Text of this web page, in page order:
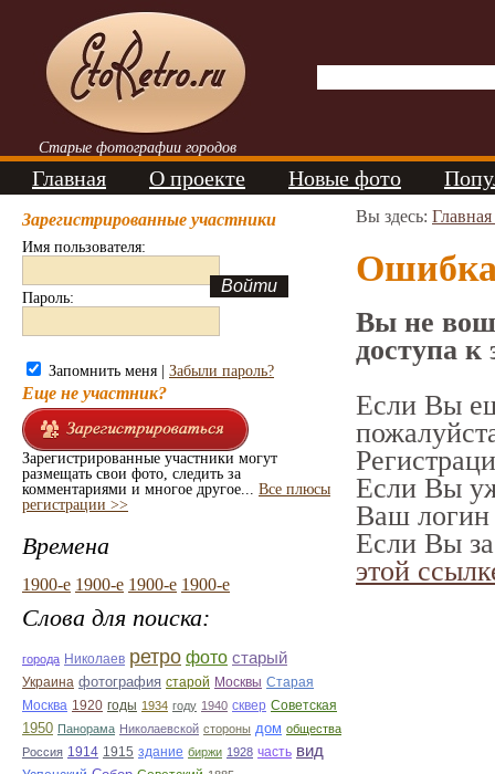
Старые фотографии городов
Главная О проекте Новые фото
Зарегистрированные участники
Имя пользователя:
Пароль:
Запомнить меня | Забыли пароль?
Еще не участник?
Зарегистрированные участники могут
размещать свои фото, следить за
комментариями и многое другое... Все плюсы
регистрации >>
Времена
1900-е 1900-е 1900-е 1900-е
Слова для поиска:
города Николаев ретро фото старый
Украина фотография старой Москвы Старая
Москва 1920 годы 1934 году 1940 сквер Советская
1950 Панорама Николаевской стороны дом общества
Россия 1914 1915 здание биржи 1928 часть вид
Вы здесь:
Вы не
доступа к
Если Вы
Если Вы
Ваш логин
Если Вы
этой